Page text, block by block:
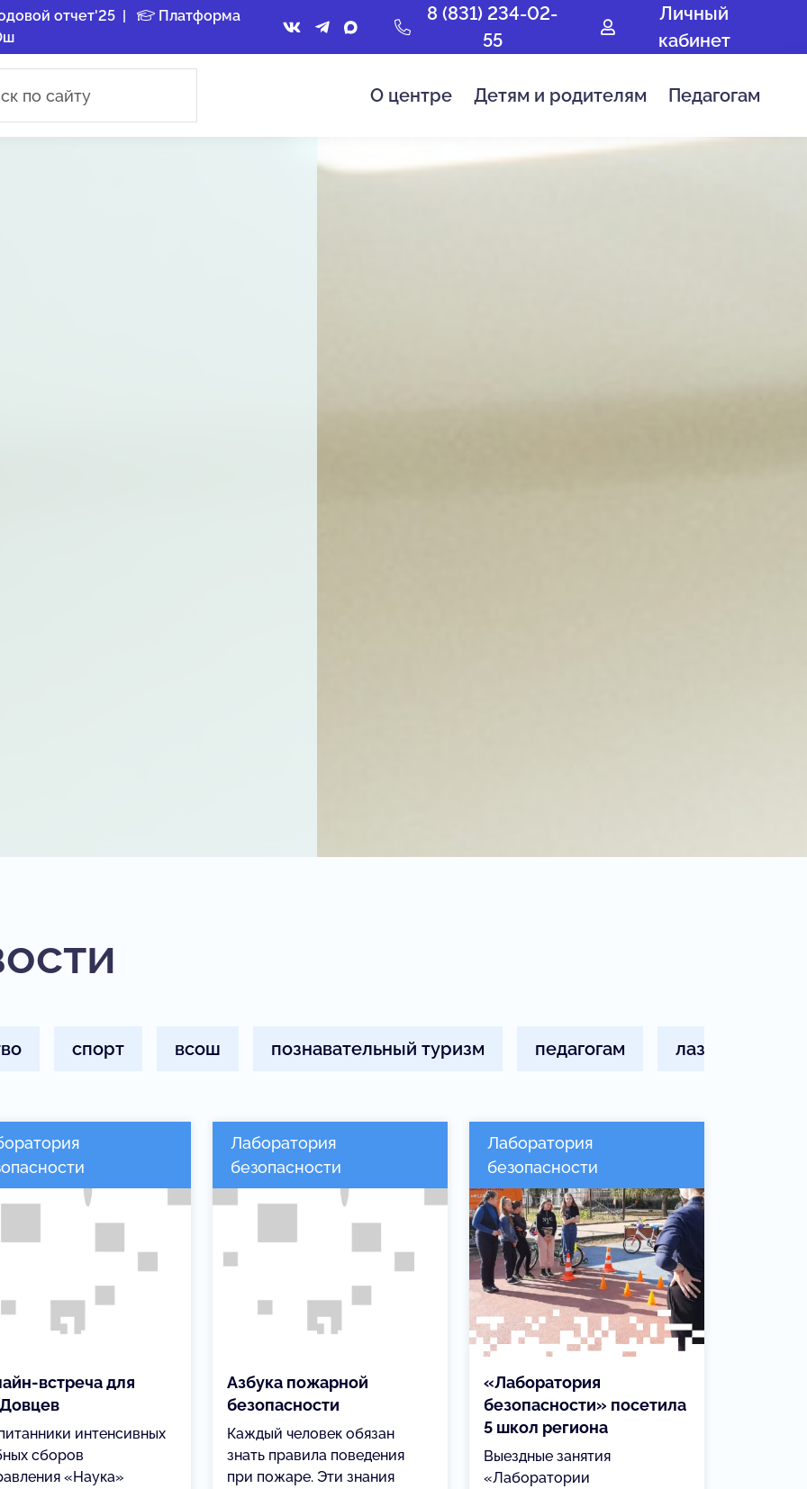
отчет'25|
Платформа
8 (831) 234-02-
55
Личный
кабинет
О центре Детям и родителям Педагогам
спорт всош познавательный туризм педагогам лазурный
встреча для
интенсивных
сборов
«Наука»
Лаборатория
безопасности
Азбука пожарной
безопасности
Каждый человек обязан
знать правила поведения
при пожаре. Эти знания
Лаборатория
безопасности
«Лаборатория
безопасности» посетила
5 школ региона
Выездные занятия
«Лаборатории